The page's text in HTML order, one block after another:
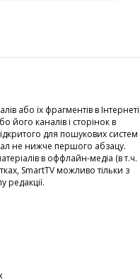
або їх фрагментів в Інтернеті
його каналів і сторінок в
для пошукових систем
не нижче першого абзацу.
в оффлайн-медіа (в т.ч.
SmartTV можливо тільки з
редакції.